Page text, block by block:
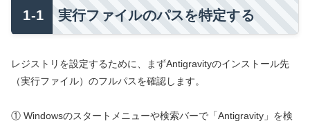
実行ファイルのパスを特定する
レジストリを設定するために、まずAntigravityのインストール先
（実行ファイル）のフルパスを確認します。
① Windowsのスタートメニューや検索バーで「Antigravity」を検